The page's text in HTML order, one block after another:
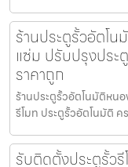
ร้านประตูรั้วอัตโ
แซ่ม ปรับปรุงประ
ราคาถูก
ร้านประตูรั้วอัตโนมัติหน
รีโมท ประตูรั้วอัตโนมัติ
รับติดตั้งประตูรั้ว